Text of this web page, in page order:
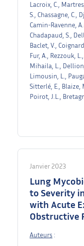
Lacroix, C.,
S., Chassagne, C.,
Camin-Ravenne,
Chadapaud, S.,
Baclet, V.,
Fur, A., Rezzouk,
Mihaila, L., Dellion,
Limousin, L.,
Sitterlé, E., Blaize,
Poirot, J.L.,
Janvier 2023
Lung
to Severity
with Acute
Obstructive
Auteurs :